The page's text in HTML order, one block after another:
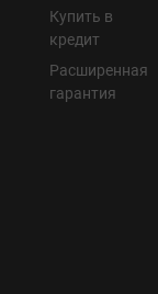
Купить в
кредит
Расширенная
гарантия